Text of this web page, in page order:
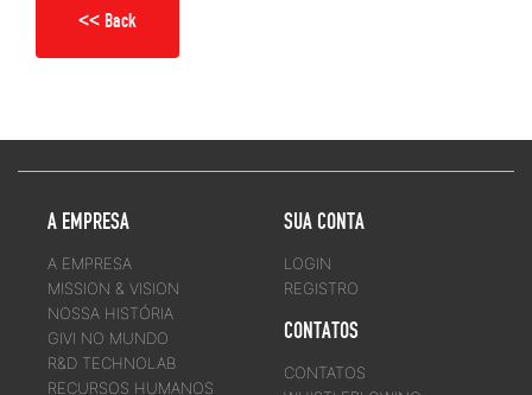
<< Back
A EMPRESA
A EMPRESA
MISSION & VISION
NOSSA HISTÓRIA
GIVI NO MUNDO
R&D TECHNOLAB
RECURSOS HUMANOS
SUA CONTA
LOGIN
REGISTRO
CONTATOS
CONTATOS